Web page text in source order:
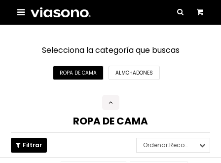

Selecciona la categoría que buscas
ROPA DE CAMA ALMOHADONES
ROPA DE CAMA
Recomendados